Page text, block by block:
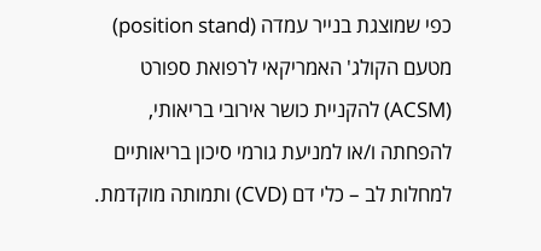
כפי שמוצגת בנייר עמדה (position stand)
מטעם הקולג' האמריקאי לרפואת ספורט
(ACSM) להקניית כושר אירובי בריאותי,
להפחתה ו/או למניעת גורמי סיכון בריאותיים
למחלות לב – כלי דם (CVD) ותמותה מוקדמת.